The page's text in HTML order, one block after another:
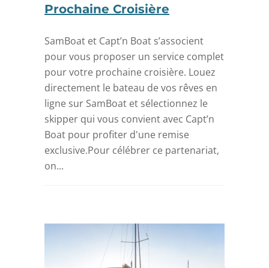
Prochaine Croisière
SamBoat et Capt’n Boat s’associent
pour vous proposer un service complet
pour votre prochaine croisière. Louez
directement le bateau de vos rêves en
ligne sur SamBoat et sélectionnez le
skipper qui vous convient avec Capt’n
Boat pour profiter d'une remise
exclusive.Pour célébrer ce partenariat,
on...